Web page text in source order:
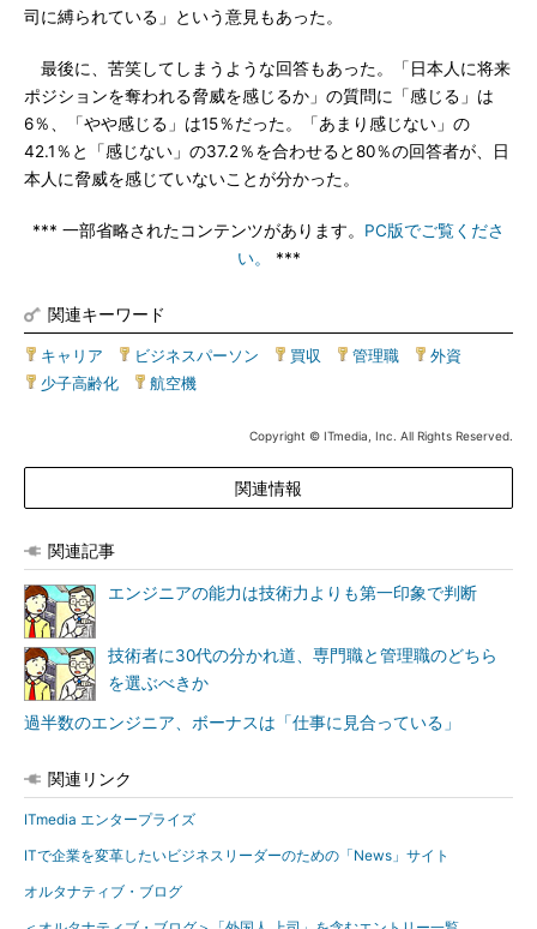
司に縛られている」という意見もあった。
最後に、苦笑してしまうような回答もあった。「日本人に将来
ポジションを奪われる脅威を感じるか」の質問に「感じる」は
6％、「やや感じる」は15％だった。「あまり感じない」の
42.1％と「感じない」の37.2％を合わせると80％の回答者が、日
本人に脅威を感じていないことが分かった。
*** 一部省略されたコンテンツがあります。 PC版でご覧くださ
い。
***
関連キーワード
キャリア ビジネスパーソン 買収 管理職 外資
少子高齢化
航空機
Copyright © ITmedia, Inc. All Rights Reserved.
関連情報
関連記事
エンジニアの能力は技術力よりも第一印象で判断
技術者に30代の分かれ道、専門職と管理職のどちら
を選ぶべきか
過半数のエンジニア、ボーナスは「仕事に見合っている」
関連リンク
ITmedia エンタープライズ
ITで企業を変革したいビジネスリーダーのための「News」サイト
オルタナティブ・ブログ